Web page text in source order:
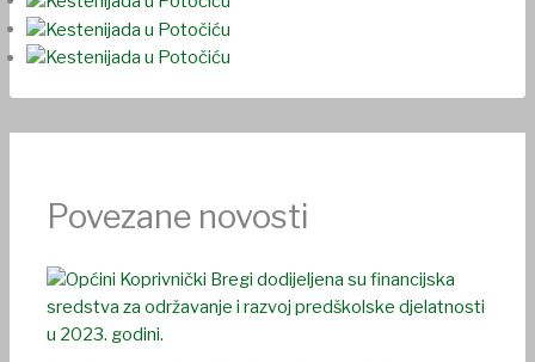
Povezane novosti